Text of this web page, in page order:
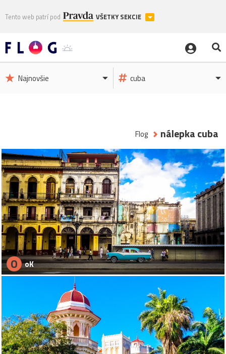
Tento web patrí pod VŠETKY SEKCIE
Najnovšie cuba
Flog nálepka cuba
O oK